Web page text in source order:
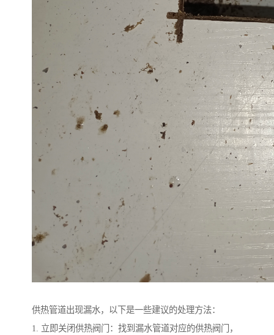
供热管道出现漏水，以下是一些建议的处理方法：
1. 立即关闭供热阀门：找到漏水管道对应的供热阀门，